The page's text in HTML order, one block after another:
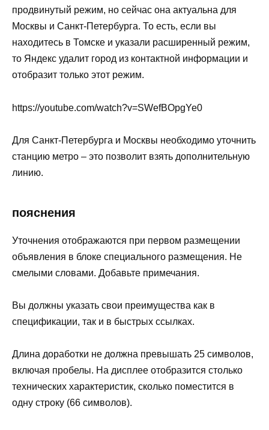
продвинутый режим, но сейчас она актуальна для
Москвы и Санкт-Петербурга. То есть, если вы
находитесь в Томске и указали расширенный режим,
то Яндекс удалит город из контактной информации и
отобразит только этот режим.
https://youtube.com/watch?v=SWefBOpgYe0
Для Санкт-Петербурга и Москвы необходимо уточнить
станцию метро – это позволит взять дополнительную
линию.
пояснения
Уточнения отображаются при первом размещении
объявления в блоке специального размещения. Не
смелыми словами. Добавьте примечания.
Вы должны указать свои преимущества как в
спецификации, так и в быстрых ссылках.
Длина доработки не должна превышать 25 символов,
включая пробелы. На дисплее отобразится столько
технических характеристик, сколько поместится в
одну строку (66 символов).